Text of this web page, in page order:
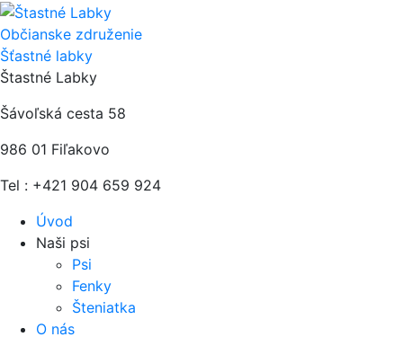
Občianske združenie
Šťastné labky
Štastné Labky
Šávoľská cesta 58
986 01 Fiľakovo
Tel : +421 904 659 924
Úvod
Naši psi
Psi
Fenky
Šteniatka
O nás